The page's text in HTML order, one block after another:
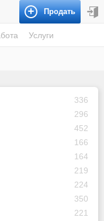
Продать
Услуги
336
296
452
166
164
219
224
350
221